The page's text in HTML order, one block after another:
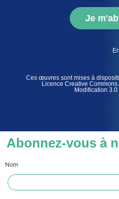
Je
Ces œuvres sont mises à
Licence Creative Commons
Modification 3.0
Abonnez-vous à
Nom